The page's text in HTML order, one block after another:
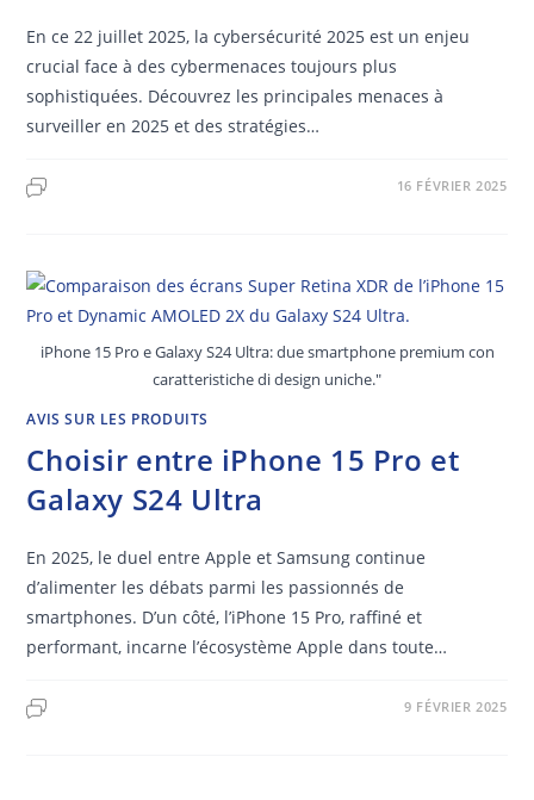
En ce 22 juillet 2025, la cybersécurité 2025 est un enjeu
crucial face à des cybermenaces toujours plus
sophistiquées. Découvrez les principales menaces à
surveiller en 2025 et des stratégies…
16 FÉVRIER 2025
iPhone 15 Pro e Galaxy S24 Ultra: due smartphone premium con
caratteristiche di design uniche."
AVIS SUR LES PRODUITS
Choisir entre iPhone 15 Pro et
Galaxy S24 Ultra
En 2025, le duel entre Apple et Samsung continue
d’alimenter les débats parmi les passionnés de
smartphones. D’un côté, l’iPhone 15 Pro, raffiné et
performant, incarne l’écosystème Apple dans toute…
9 FÉVRIER 2025